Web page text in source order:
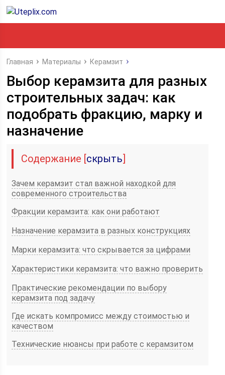
Главная Материалы Керамзит
Выбор керамзита для разных
строительных задач: как
подобрать фракцию, марку и
назначение
Содержание [скрыть]
Зачем керамзит стал важной находкой для
современного строительства
Фракции керамзита: как они работают
Назначение керамзита в разных конструкциях
Марки керамзита: что скрывается за цифрами
Характеристики керамзита: что важно проверить
Практические рекомендации по выбору
керамзита под задачу
Где искать компромисс между стоимостью и
качеством
Технические нюансы при работе с керамзитом